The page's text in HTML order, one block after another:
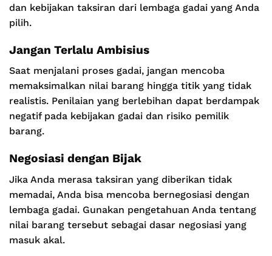
dan kebijakan taksiran dari lembaga gadai yang Anda
pilih.
Jangan Terlalu Ambisius
Saat menjalani proses gadai, jangan mencoba
memaksimalkan nilai barang hingga titik yang tidak
realistis. Penilaian yang berlebihan dapat berdampak
negatif pada kebijakan gadai dan risiko pemilik
barang.
Negosiasi dengan Bijak
Jika Anda merasa taksiran yang diberikan tidak
memadai, Anda bisa mencoba bernegosiasi dengan
lembaga gadai. Gunakan pengetahuan Anda tentang
nilai barang tersebut sebagai dasar negosiasi yang
masuk akal.